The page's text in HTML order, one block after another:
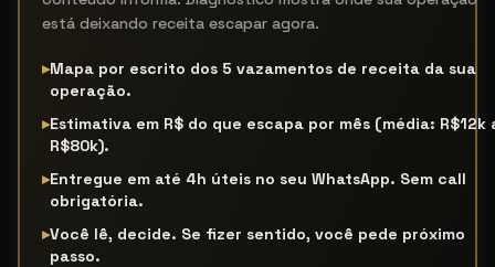
está deixando receita escapar agora.
▸Mapa por escrito dos 5 vazamentos de receita da sua
operação.
▸Estimativa em R$ do que escapa por mês (média: R$12k
R$80k).
▸Entregue em até 4h úteis no seu WhatsApp. Sem call
obrigatória.
▸Você lê, decide. Se fizer sentido, você pede próximo
passo.